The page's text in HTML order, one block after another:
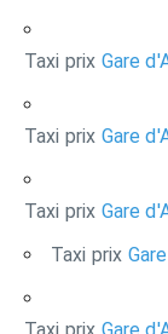
Taxi prix Gare
Taxi prix Gare
Taxi prix Gare
Taxi prix